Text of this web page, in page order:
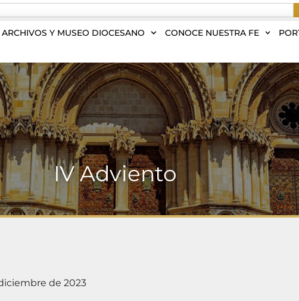
ARCHIVOS Y MUSEO DIOCESANO CONOCE NUESTRA FE
IV Adviento
de 2023